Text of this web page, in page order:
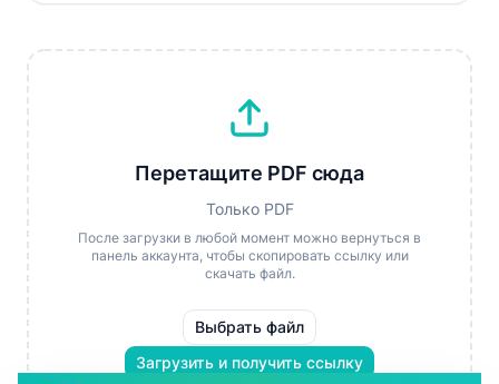
Перетащите PDF сюда
Только PDF
После загрузки в любой момент можно вернуться в
панель аккаунта, чтобы скопировать ссылку или
скачать файл.
Выбрать файл
Загрузить и получить ссылку